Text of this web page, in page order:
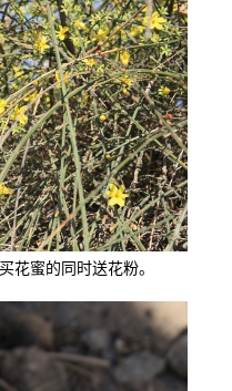
花蜜的同时送花粉。